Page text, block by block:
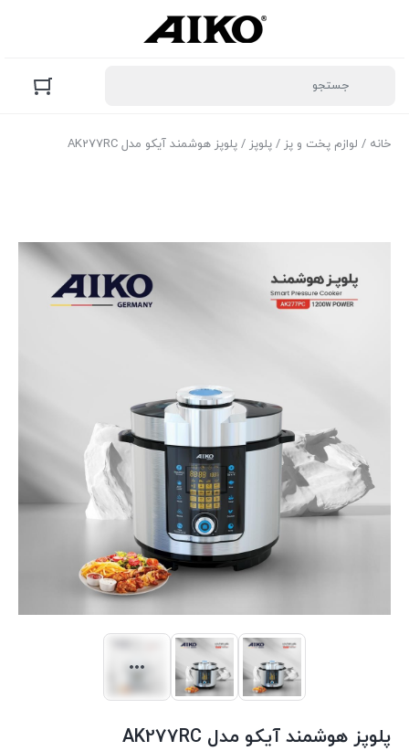
خانه / لوازم پخت و پز / پلوپز / پلوپز هوشمند آیکو مدل AK277RC
پلوپز هوشمند آیکو مدل AK277RC